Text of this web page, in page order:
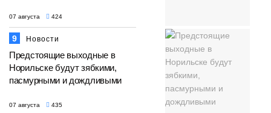
07 августа 424
9 Новости
Предстоящие выходные в
Норильске будут зябкими,
пасмурными и дождливыми
07 августа 435